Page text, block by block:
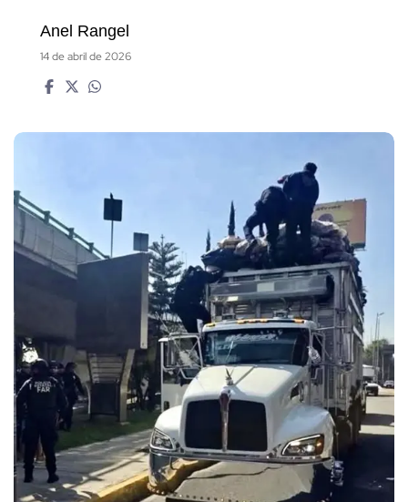
Anel Rangel
14 de abril de 2026